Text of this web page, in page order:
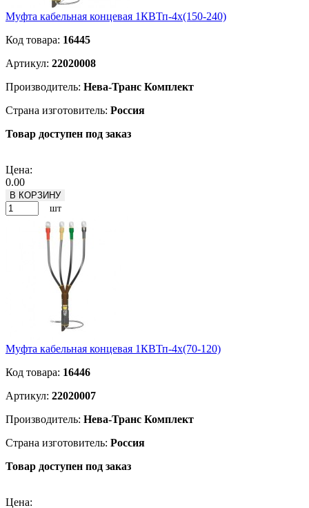
Муфта кабельная концевая 1КВТп-4х(150-240)
Код товара: 16445
Артикул: 22020008
Производитель: Нева-Транс Комплект
Страна изготовитель: Россия
Товар доступен под заказ
Цена:
0.00
В КОРЗИНУ
шт
Муфта кабельная концевая 1КВТп-4х(70-120)
Код товара: 16446
Артикул: 22020007
Производитель: Нева-Транс Комплект
Страна изготовитель: Россия
Товар доступен под заказ
Цена: